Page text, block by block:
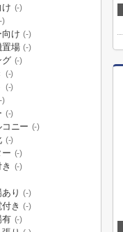
け (-)
)
向け (-)
置場 (-)
グ (-)
(-)
(-)
)
(-)
ニー (-)
(-)
ー (-)
(-)
り (-)
き (-)
有 (-)